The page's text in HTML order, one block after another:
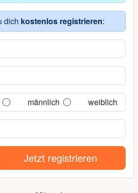
dich kostenlos registrieren:
männlich weiblich
Jetzt registrieren